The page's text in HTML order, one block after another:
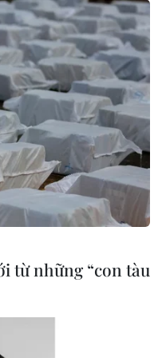
vụ 3
tượng
22
từ những “con tàu